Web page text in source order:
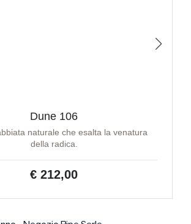
Dune 106
naturale che esalta la venatura
della radica.
€ 212,00